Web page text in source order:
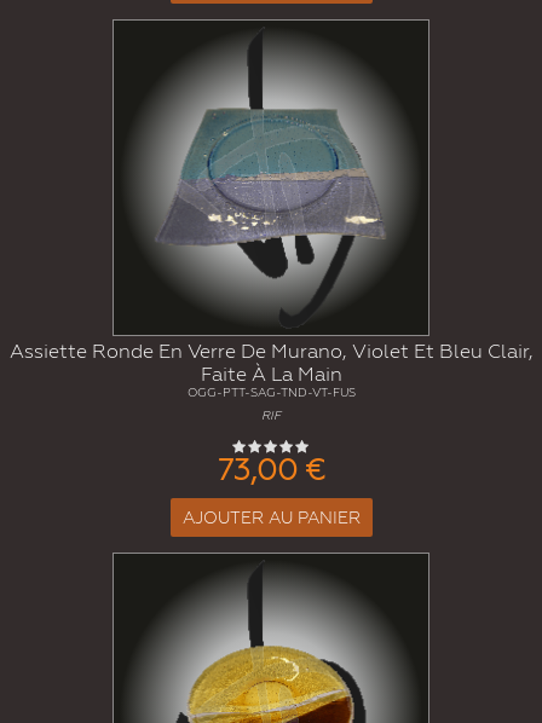
Assiette Ronde En Verre De Murano, Violet Et Bleu Clair,
Faite À La Main
OGG-PTT-SAG-TND-VT-FUS
RIF
73,00 €
AJOUTER AU PANIER